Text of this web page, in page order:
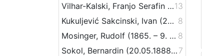
Vilhar-Kalski, Franjo Serafin (5. 1. 1852. – 4. 3. 1928.)13
Kukuljević Sakcinski, Ivan (29. 5. 1816. – 1. 8. 1889.) 8
Mosinger, Rudolf (1865. – 9. 10. 1918.) 8
Sokol, Bernardin (20.05.1888 – 24.09.1944) 7